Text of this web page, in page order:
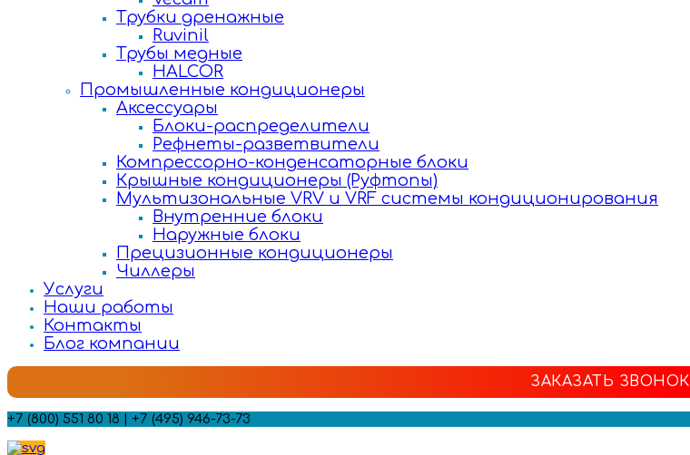
Трубки дренажные
Ruvinil
Трубы медные
HALCOR
Промышленные кондиционеры
Аксессуары
Блоки-распределители
Рефнеты-разветвители
Компрессорно-конденсаторные блоки
Крышные кондиционеры (Руфтопы)
Мультизональные VRV и VRF системы кондиционирования
Внутренние блоки
Наружные блоки
Прецизионные кондиционеры
Чиллеры
Услуги
Наши работы
Контакты
Блог компании
ЗАКАЗАТЬ ЗВОНОК
+7 (800) 551 80 18 | +7 (495) 946-73-73